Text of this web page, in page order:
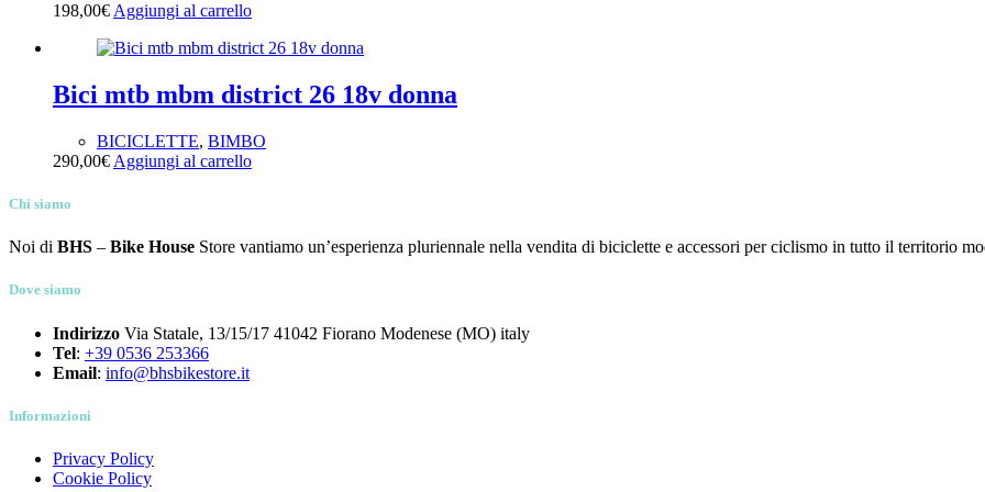
198,00€ Aggiungi al carrello
Bici mtb mbm district 26 18v donna
BICICLETTE, BIMBO
290,00€ Aggiungi al carrello
Chi siamo
Noi di BHS – Bike House Store vantiamo un’esperienza pluriennale nella vendita di biciclette e accessori per ciclismo in tutto il territorio
Dove siamo
Indirizzo Via Statale, 13/15/17 41042 Fiorano Modenese (MO) italy
Tel: +39 0536 253366
Email: info@bhsbikestore.it
Informazioni
Privacy Policy
Cookie Policy